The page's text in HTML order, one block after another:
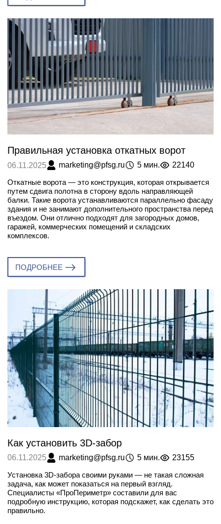
Правильная установка откатных ворот
06.11.2025 marketing@pfsg.ru 5 мин. 22140
Откатные ворота — это конструкция, которая открывается
путем сдвига полотна в сторону вдоль направляющей
балки. Такие ворота устанавливаются параллельно фасаду
здания и не занимают дополнительного пространства перед
въездом. Они отлично подходят для загородных домов,
гаражей, коммерческих помещений и складских
комплексов.
ПОДРОБНЕЕ
Как установить 3D-забор
06.11.2025 marketing@pfsg.ru 5 мин. 23155
Установка 3D-забора своими руками — не такая сложная
задача, как может показаться на первый взгляд.
Специалисты «ПроПериметр» составили для вас
подробную инструкцию, которая подскажет, как сделать это
правильно.